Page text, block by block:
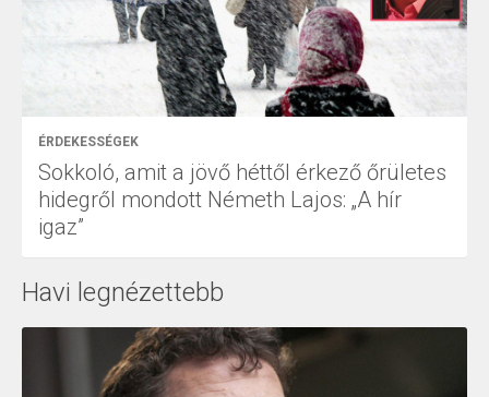
ÉRDEKESSÉGEK
Sokkoló, amit a jövő héttől érkező őrületes
hidegről mondott Németh Lajos: „A hír
igaz”
Havi legnézettebb